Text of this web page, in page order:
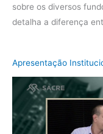
sobre os diversos
detalha a diferença
Apresentação